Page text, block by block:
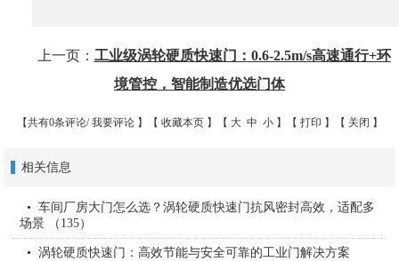
上一页： 工业级涡轮硬质快速门：0.6-2.5m/s高速通行+环
境管控，智能制造优选门体
【共有0条评论/ 我要评论 】【 收藏本页 】【 大 中 小 】【 打印 】【 关闭 】
相关信息
车间厂房大门怎么选？涡轮硬质快速门抗风密封高效，适配多
场景 （135）
涡轮硬质快速门：高效节能与安全可靠的工业门解决方案